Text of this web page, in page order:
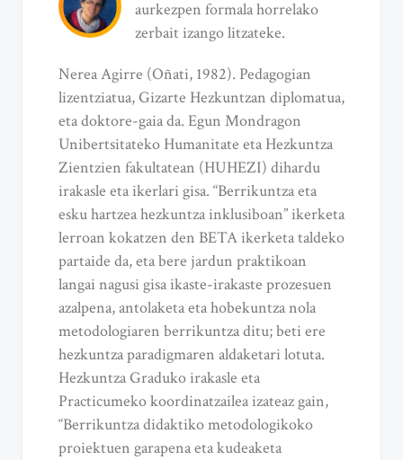
aurkezpen formala horrelako
zerbait izango litzateke.
Nerea Agirre (Oñati, 1982). Pedagogian
lizentziatua, Gizarte Hezkuntzan diplomatua,
eta doktore-gaia da. Egun Mondragon
Unibertsitateko Humanitate eta Hezkuntza
Zientzien fakultatean (HUHEZI) dihardu
irakasle eta ikerlari gisa. “Berrikuntza eta
esku hartzea hezkuntza inklusiboan” ikerketa
lerroan kokatzen den BETA ikerketa taldeko
partaide da, eta bere jardun praktikoan
langai nagusi gisa ikaste-irakaste prozesuen
azalpena, antolaketa eta hobekuntza nola
metodologiaren berrikuntza ditu; beti ere
hezkuntza paradigmaren aldaketari lotuta.
Hezkuntza Graduko irakasle eta
Practicumeko koordinatzailea izateaz gain,
“Berrikuntza didaktiko metodologikoko
proiektuen garapena eta kudeaketa